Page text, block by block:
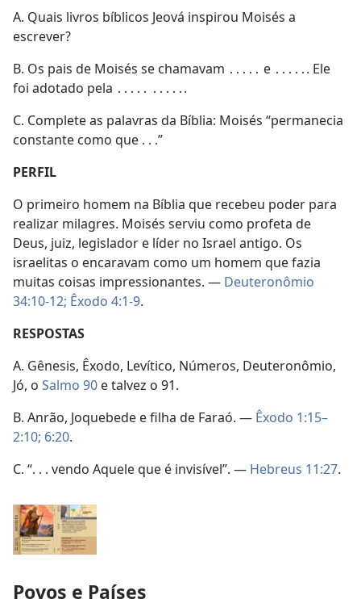
A. Quais livros bíblicos Jeová inspirou Moisés a
escrever?
B. Os pais de Moisés se chamavam ․․․․․ e ․․․․․. Ele
foi adotado pela ․․․․․ ․․․․․.
C. Complete as palavras da Bíblia: Moisés “permanecia
constante como que . . .”
PERFIL
O primeiro homem na Bíblia que recebeu poder para
realizar milagres. Moisés serviu como profeta de
Deus, juiz, legislador e líder no Israel antigo. Os
israelitas o encaravam como um homem que fazia
muitas coisas impressionantes. — Deuteronômio
34:10-12; Êxodo 4:1-9.
RESPOSTAS
A. Gênesis, Êxodo, Levítico, Números, Deuteronômio,
Jó, o Salmo 90 e talvez o 91.
B. Anrão, Joquebede e filha de Faraó. — Êxodo 1:15–
2:10; 6:20.
C. “. . . vendo Aquele que é invisível”. — Hebreus 11:27.
Povos e Países